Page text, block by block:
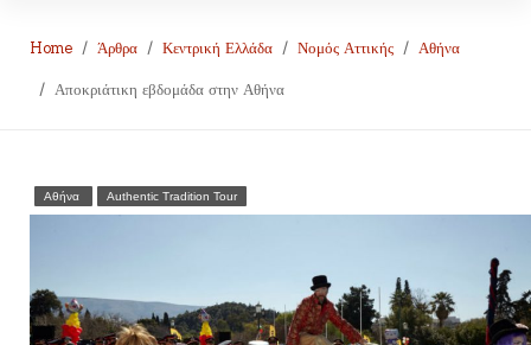
Home Άρθρα Κεντρική Ελλάδα Νομός Αττικής Αθήνα
Αποκριάτικη εβδομάδα στην Αθήνα
Αθήνα Authentic Tradition Tour